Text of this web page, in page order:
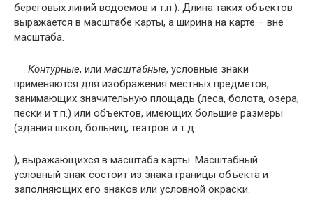
береговых линий водоемов и т.п.). Длина таких объектов
выражается в масштабе карты, а ширина на карте – вне
масштаба.
Контурные, или масшта6ные, условные знаки
применяются для изображения местных предметов,
занимающих значительную площадь (леса, болота, озера,
пески и т.п.) или объектов, имеющих большие размеры
(здания школ, больниц, театров и т.д.
), выражающихся в масштаба карты. Масштабный
условный знак состоит из знака границы объекта и
заполняющих его знаков или условной окраски.